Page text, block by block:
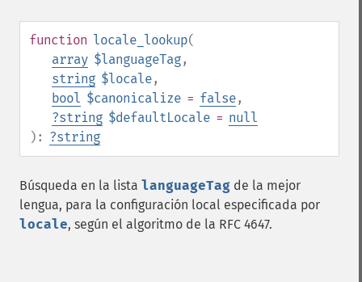
function locale_lookup(
array $languageTag,
string $locale,
bool $canonicalize = false,
?string $defaultLocale = null
): ?string
Búsqueda en la lista languageTag de la mejor
lengua, para la configuración local especificada por
locale, según el algoritmo de la RFC 4647.